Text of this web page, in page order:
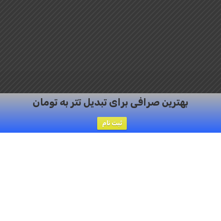
twitter RSS instagram
بهترین صرافی برای تبدیل تتر به تومان
ثبت نام